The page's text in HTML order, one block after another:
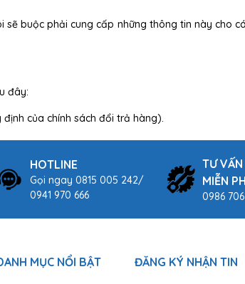
buộc phải cung cấp những thông tin này cho
đây:
của chính sách đổi trả hàng).
HOTLINE
Gọi ngay 0815 005 242/
0941 970 666
TƯ
MIỄN
0986
MỤC NỔI BẬT ĐĂNG KÝ NHẬN TIN